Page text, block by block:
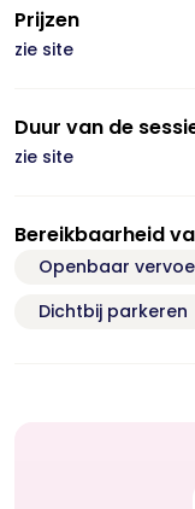
Prijzen
zie site
Duur van de
zie site
Bereikbaarheid
Openbaar
Dichtbij parkeren